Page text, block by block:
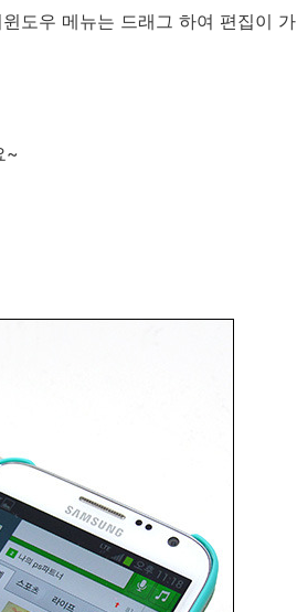
도우 메뉴는 드래그 하여 편집이 가
~